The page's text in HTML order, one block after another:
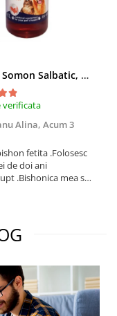
Ulei de Somon Salbatic, câini și pisici, piele si blană, BEST4PETS, 1l
verificata
Alina, Acum 3
fetita .Folosesc
de doi ani
.Bishonica mea se
recomand cu
!